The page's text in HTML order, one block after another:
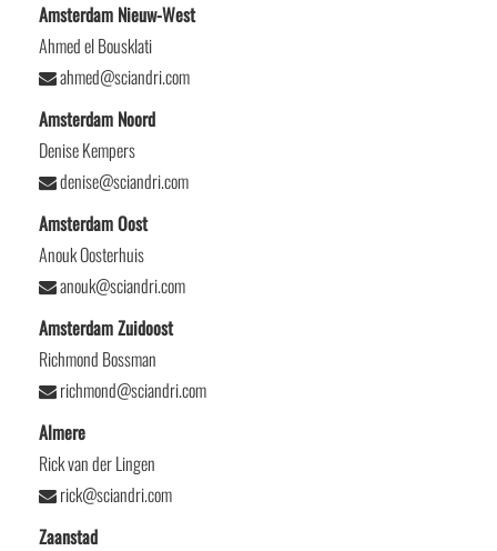
Amsterdam Nieuw-West
Ahmed el Bousklati
ahmed@sciandri.com
Amsterdam Noord
Denise Kempers
denise@sciandri.com
Amsterdam Oost
Anouk Oosterhuis
anouk@sciandri.com
Amsterdam Zuidoost
Richmond Bossman
richmond@sciandri.com
Almere
Rick van der Lingen
rick@sciandri.com
Zaanstad